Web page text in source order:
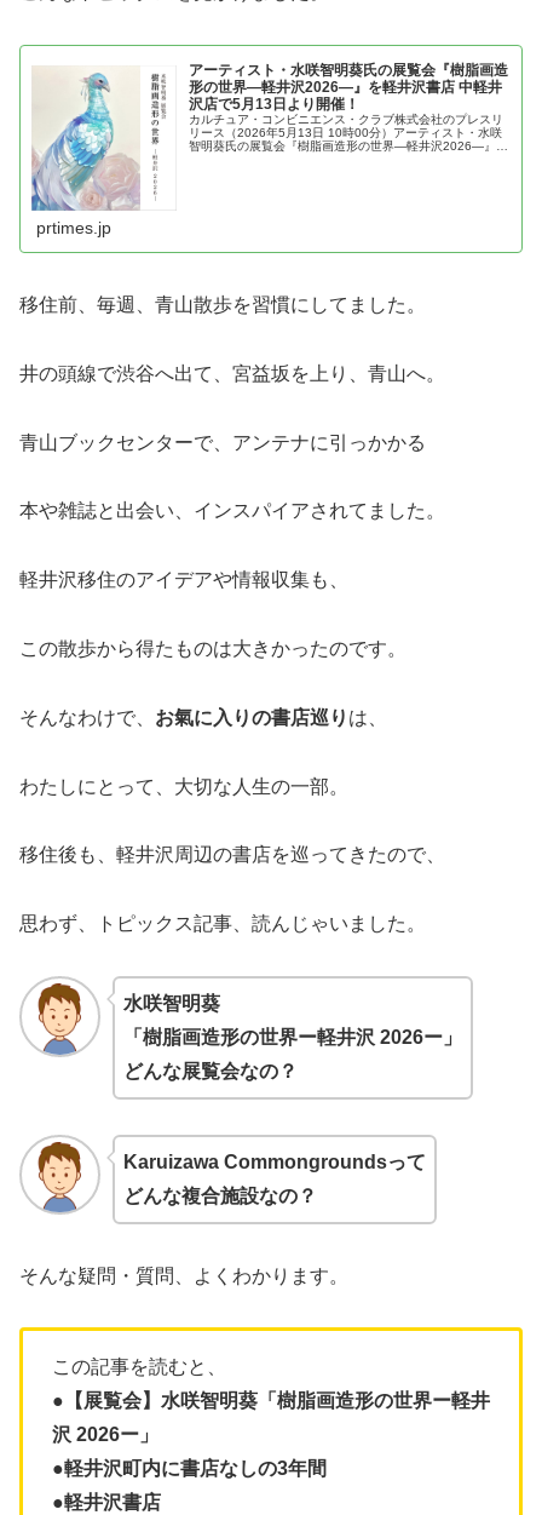
アーティスト・水咲智明葵氏の展覧会『樹脂画造
形の世界―軽井沢2026―』を軽井沢書店 中軽井
沢店で5月13日より開催！
カルチュア・コンビニエンス・クラブ株式会社のプレスリ
リース（2026年5月13日 10時00分）アーティスト・水咲
智明葵氏の展覧会『樹脂画造形の世界―軽井沢2026―』を
prtimes.jp
移住前、毎週、青山散歩を習慣にしてました。
井の頭線で渋谷へ出て、宮益坂を上り、青山へ。
青山ブックセンターで、アンテナに引っかかる
本や雑誌と出会い、インスパイアされてました。
軽井沢移住のアイデアや情報収集も、
この散歩から得たものは大きかったのです。
そんなわけで、 お氣に入りの書店巡り は、
わたしにとって、大切な人生の一部。
移住後も、軽井沢周辺の書店を巡ってきたので、
思わず、トピックス記事、読んじゃいました。
水咲智明葵
「樹脂画造形の世界ー軽井沢 2026ー」
どんな展覧会なの？
Karuizawa Commongroundsって
どんな複合施設なの？
そんな疑問・質問、よくわかります。
この記事を読むと、
●【展覧会】水咲智明葵「樹脂画造形の世界ー軽井
沢 2026ー」
●軽井沢町内に書店なしの3年間
●軽井沢書店